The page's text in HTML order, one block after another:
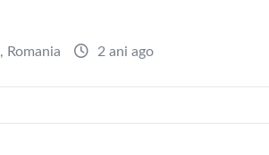
, Romania 2 ani ago